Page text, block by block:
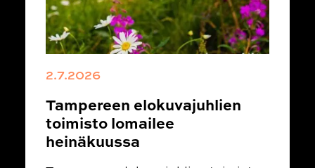
2.7.2026
Tampereen elokuvajuhlien
toimisto lomailee
heinäkuussa